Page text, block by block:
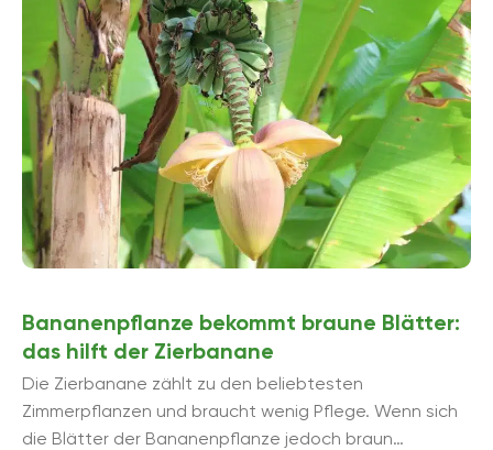
Bananenpflanze bekommt braune Blätter:
das hilft der Zierbanane
Die Zierbanane zählt zu den beliebtesten
Zimmerpflanzen und braucht wenig Pflege. Wenn sich
die Blätter der Bananenpflanze jedoch braun